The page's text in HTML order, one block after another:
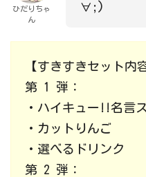
ひだりちゃ
ん
∀;)
【すきすきセット内
第 1 弾：
・ハイキュー!!名言
・カットりんご
・選べるドリンク
第 2 弾：